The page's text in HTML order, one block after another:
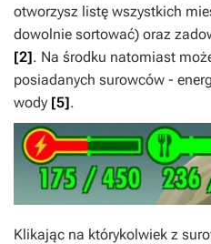
otworzysz listę wszystkich
dowolnie sortować) oraz
[2]. Na środku natomiast
posiadanych surowców -
wody [5].
Klikając na którykolwiek z